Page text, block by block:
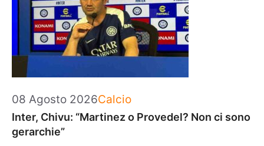
08 Agosto 2026Categorie
Calcio
Inter, Chivu: “Martinez o Provedel? Non ci sono
gerarchie”